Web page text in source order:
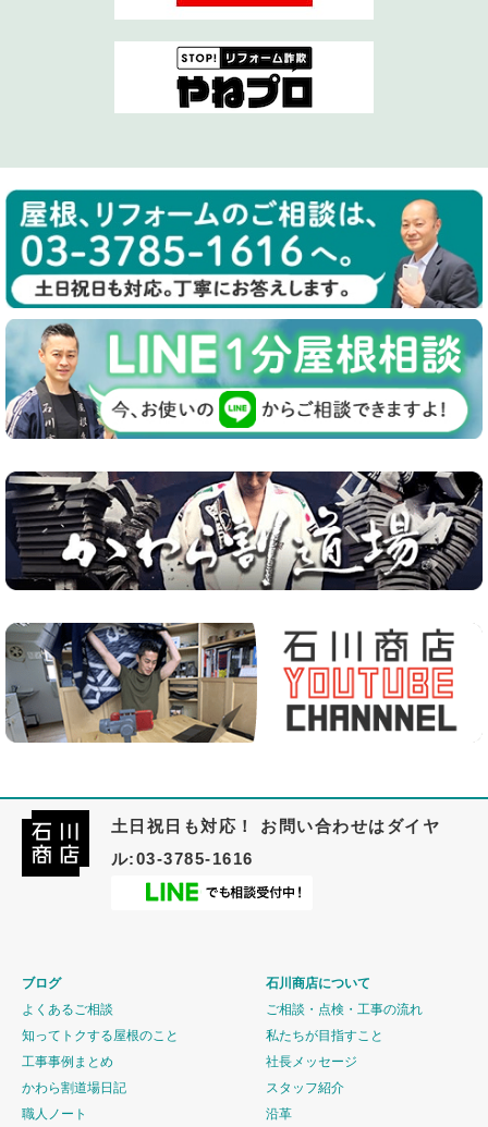
土日祝日も対応！ お問い合わせはダイヤ
ル:03-3785-1616
ブログ
よくあるご相談
知ってトクする屋根のこと
工事事例まとめ
かわら割道場日記
職人ノート
石川商店について
ご相談・点検・工事の流れ
私たちが目指すこと
社長メッセージ
スタッフ紹介
沿革